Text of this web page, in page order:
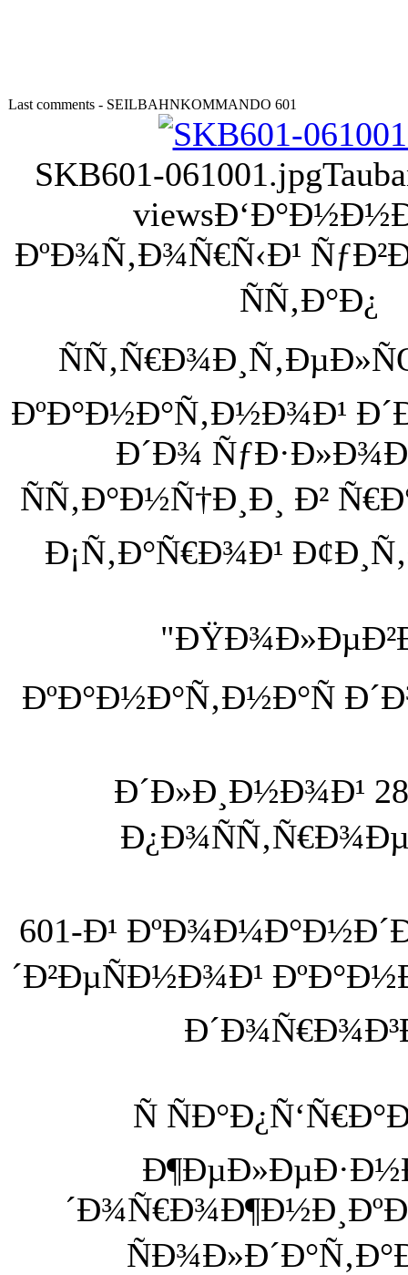
Last comments - SEILBAHNKOMMANDO 601
SKB601-061001.jpg
views
ÐºÐ¾Ñ‚Ð¾Ñ€Ñ‹Ð¹
ÑÑ‚Ð°Ð¿
ÐºÐ°Ð½Ð°Ñ‚Ð½Ð¾Ð¹
Ð´Ð¾
ÑÑ‚Ð°Ð½Ñ†Ð¸Ð¸ Ð²
Ð¡Ñ‚Ð°Ñ€Ð¾Ð¹
ÐºÐ°Ð½Ð°Ñ‚Ð½Ð°Ñ
Ð´Ð»Ð¸Ð½Ð¾Ð¹
601-Ð¹
´Ð²ÐµÑÐ½Ð¾Ð¹
Ñ